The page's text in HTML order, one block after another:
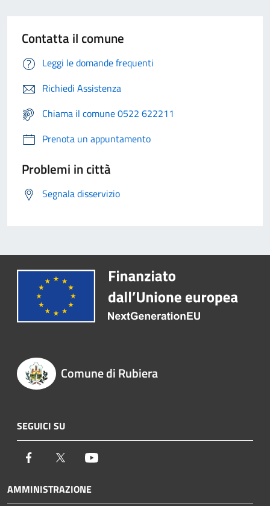
Contatta il comune
Leggi le domande frequenti
Richiedi Assistenza
Chiama il comune 0522 622211
Prenota un appuntamento
Problemi in città
Segnala disservizio
Comune di Rubiera
SEGUICI SU
Facebook Twitter
AMMINISTRAZIONE